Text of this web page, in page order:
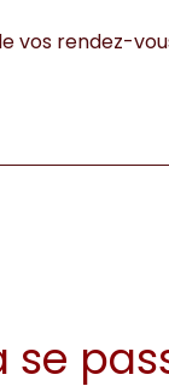
vos rendez-
se